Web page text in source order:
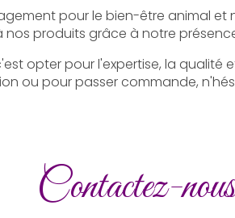
pour le bien-être animal et
produits grâce à notre
opter pour l'expertise, la qualité
ou pour passer commande,
Contactez-nous